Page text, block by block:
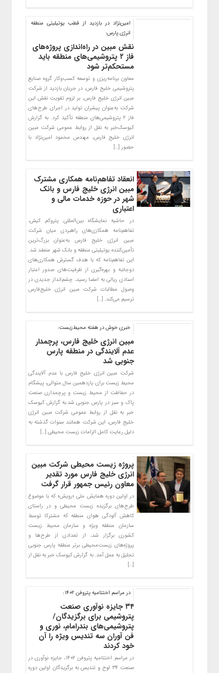
امین‌نژاد در بازدید از قطب یوتیلیتی منطقه
انرژی پارس:
نقش مبین در راه‌اندازی پروژه‌های
فاز ۲ پتروشیمی‌های منطقه باید
مستحکم‌تر شود
معاون برنامه‌ریزی و توسعه کسب‌وکار گروه صنایع
پتروشیمی خلیج فارس، در جریان بازدید از شرکت
مبین انرژی خلیج فارس، بر لزوم تقویت نقش این
شرکت به‌عنوان پیشران تولید در اجرای طرح‌های
فاز ۲ پتروشیمی‌های منطقه تأکید کرد. به گزارش
کیوسک‌خبر به نقل از روابط عمومی شرکت مبین
انرژی خلیج فارس، مهندس محمود امین‌نژاد با
حضور […]
انعقاد تفاهم‌نامه همکاری مشترک
مبین انرژی خلیج فارس و بانک
شهر در حوزه خدمات مالی و
اعتباری
در حاشیه نمایشگاه بین‌المللی پتروکم کیش،
تفاهم‌نامه همکاری‌های راهبردی میان شرکت
مبین انرژی خلیج فارس به‌عنوان بزرگ‌ترین
تأمین‌کننده یوتیلیتی منطقه و بانک شهر منعقد شد.
این تفاهم‌نامه که با هدف گسترش همکاری‌های
دوجانبه و بهره‌گیری از ظرفیت‌های صدور اعتبار
اسنادی ریالی به امضا رسید، چشم‌انداز جدیدی در
وصول مطالبات شرکت مبین انرژی خلیج‌فارس
ترسیم می‌کند. […]
خبری خوش در هفته محیط‌زیست:
مبین انرژی خلیج فارس، پرچمدار‌
عدم آلایندگی در منطقه پارس
جنوبی شد
شرکت مبین انرژی خلیج فارس با عدم آلایندگی
محیط‌ زیست برای یازدهمین سال متوالی، پیشگام
در حفاظت از محیط زیست و پرچمداری صنعت
پاک و سبز در پارس جنوبی شد.به گزارش کیوسک
خبر به نقل از روابط عمومی شرکت مبین انرژی
خلیج فارس، این‌ شرکت همانند سنوات گذشته به
دلیل رعایت کامل الزامات زیست محیطی […]
پروژه زیست محیطی شرکت مبین
انرژی خلیج فارس مورد تقدیر
معاون رئیس جمهور قرار گرفت
در اولین دوره همایش ملی «رویش» که با موضوع
طرح‌های برگزیده زیست محیطی و در راستای
کاهش آلودگی هوای منطقه که مشترکا توسط
سازمان منطقه ویژه و سازمان محیط زیست
کشوری برگزار شد، از تعدادی از طرح‌ها و
پروژه‌های زیست‌محیطی برتر منطقه پارس جنوبی
تجلیل به عمل آمد. به گزارش کیوسک خبر به نقل از
[…]
در مراسم اختتامیه پتروفن ۱۴۰۲:
۳۴ جایزه نوآوری صنعت
پتروشیمی برای برگزیدگان/
پتروشیمی‌های بندرامام، نوری و
فن آوران سه تندیس ویژه را آن
خود کردند
در مراسم اختتامیه پتروفن ۱۴۰۲، جایزه نوآوری در
صنعت ۳۴ لوح و تندیس به برگزیدگان اولین دوره